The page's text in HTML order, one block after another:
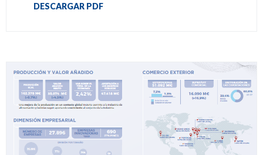
DESCARGAR PDF